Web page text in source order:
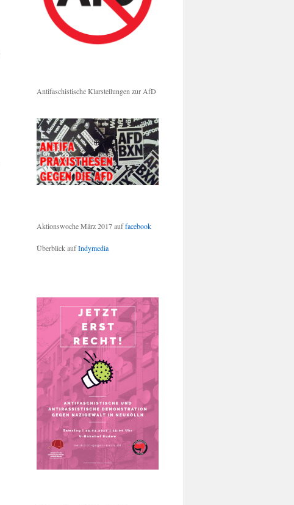
Antifaschistische Klarstellungen zur AfD
Aktionswoche März 2017 auffacebook
Überblick aufIndymedia